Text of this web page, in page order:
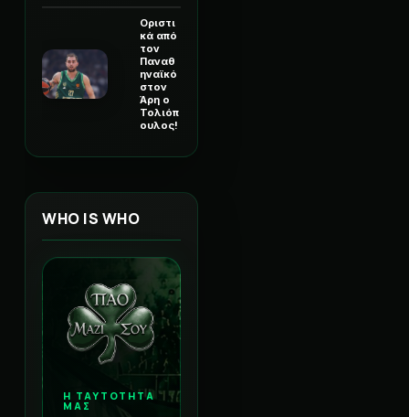
Οριστι
κά από
τον
Παναθ
ηναϊκό
στον
Άρη ο
Τολιόπ
ουλος!
WHO IS WHO
Η ΤΑΥΤΟΤΗΤΑ
ΜΑΣ